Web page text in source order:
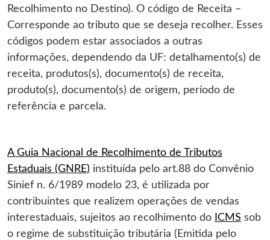
Recolhimento no Destino). O código de Receita –
Corresponde ao tributo que se deseja recolher. Esses
códigos podem estar associados a outras
informações, dependendo da UF: detalhamento(s) de
receita, produtos(s), documento(s) de receita,
produto(s), documento(s) de origem, período de
referência e parcela.
A Guia Nacional de Recolhimento de Tributos
Estaduais (GNRE) instituída pelo art.88 do Convênio
Sinief n. 6/1989 modelo 23, é utilizada por
contribuintes que realizem operações de vendas
interestaduais, sujeitos ao recolhimento do ICMS sob
o regime de substituição tributária (Emitida pelo